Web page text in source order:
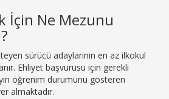
İçin Ne Mezunu
sürücü adaylarının en az ilkokul
Ehliyet başvurusu için gerekli
öğrenim durumunu gösteren
almaktadır.